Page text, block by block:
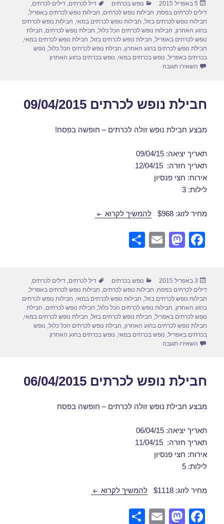
e
b
o
o
o
d
o
n
e
פורסם
בתאריך
5 באפריל 2015 קטגוריות
נופש בכרתים תגיות
דיל לכרתים,דילים לכרתים,
דילים לכרתים בפסח, חבילות נופש לכרתים, חבילות נופש לכרתים באפריל,
חבילות נופש לכרתים בזול, חבילות נופש לכרתים במאי, חבילות נופש לכרתים
ברגע האחרון, חבילות נופש לכרתים הכל כלול, חבילת נופש לכרתים, חבילת
נופש לכרתים באפריל, חבילת נופש לכרתים בזול, חבילת נופש לכרתים במאי,
חבילת נופש לכרתים ברגע האחרון, חבילת נופש לכרתים הכל כלול, נופש
בכרתים באפריל, נופש בכרתים במאי, נופש בכרתים ברגע האחרון
השאירו תגובה
חבילת נופש לכרתים 09/04/2015
מבצע חבילת נופש זולה לכרתים – חופשה בפסח!
תאריך יציאה: 09/04/15
תאריך חזרה: 12/04/15
אירוח: חצי פנסיון
לילות: 3
מחיר לזוג: $968 להמשיך לקרוא חבילת נופש לכרתים 09/04/2015
F
e
b
o
o
k
M
o
d
o
n
E
e
פורסם
בתאריך
3 באפריל 2015 קטגוריות
נופש בכרתים תגיות
דיל לכרתים ,דילים לכרתים
דילים לכרתים בפסח חבילות נופש לכרתים חבילות נופש לכרתים באפריל
חבילות נופש לכרתים בזול חבילות נופש לכרתים במאי חבילות נופש לכרתים
ברגע האחרון חבילות נופש לכרתים הכל כלול חבילת נופש לכרתים חבילת
נופש לכרתים באפריל חבילת נופש לכרתים בזול חבילת נופש לכרתים במאי
חבילת נופש לכרתים ברגע האחרון חבילת נופש לכרתים הכל כלול נופש
בכרתים באפריל נופש בכרתים במאי נופש בכרתים ברגע האחרון
השאירו תגובה
חבילת נופש לכרתים 06/04/2015
מבצע חבילת נופש זולה לכרתים – חופשה בפסח
תאריך יציאה: 06/04/15
תאריך חזרה: 11/04/15
אירוח: חצי פנסיון
לילות: 5
מחיר לזוג: $1118 להמשיך לקרוא חבילת נופש לכרתים 06/04/2015
F
M
E